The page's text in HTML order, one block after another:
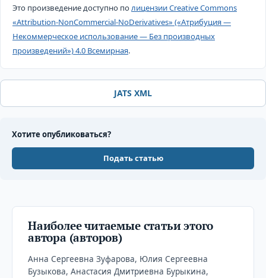
Это произведение доступно полицензии Creative Commons
«Attribution-NonCommercial-NoDerivatives» («Атрибуция —
Некоммерческое использование — Без производных
произведений») 4.0 Всемирная.
JATS XML
Хотите опубликоваться?
Подать статью
Наиболее читаемые статьи этого
автора (авторов)
Анна Сергеевна Зуфарова, Юлия Сергеевна
Бузыкова, Анастасия Дмитриевна Бурыкина,